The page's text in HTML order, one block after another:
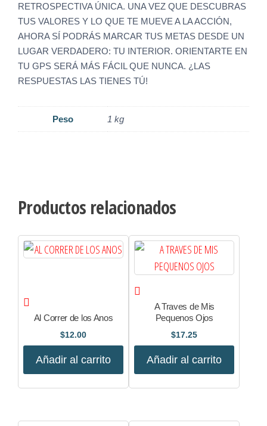
RETROSPECTIVA ÚNICA. UNA VEZ QUE DESCUBRAS
TUS VALORES Y LO QUE TE MUEVE A LA ACCIÓN,
AHORA SÍ PODRÁS MARCAR TUS METAS DESDE UN
LUGAR VERDADERO: TU INTERIOR. ORIENTARTE EN
TU GPS SERÁ MÁS FÁCIL QUE NUNCA. ¿LAS
RESPUESTAS LAS TIENES TÚ!
Peso 1 kg
Productos relacionados
Al Correr de los Anos
$12.00
Añadir al carrito
A Traves de Mis
Pequenos Ojos
$17.25
Añadir al carrito